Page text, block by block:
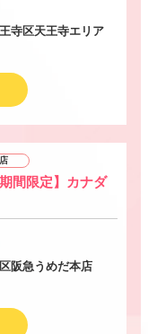
寺区天王寺エリア
間限定】カナダ
阪急うめだ本店